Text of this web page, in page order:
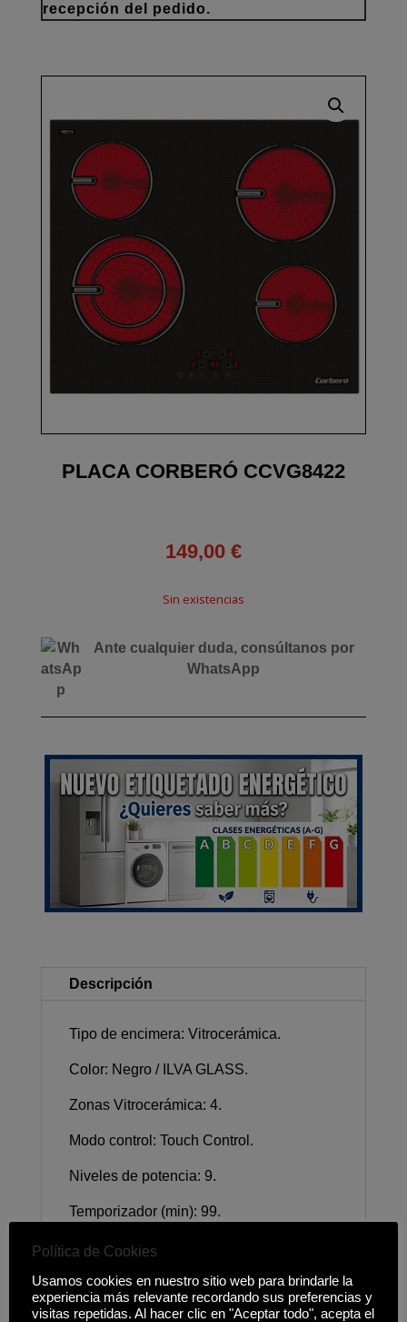
recepción del pedido.
PLACA CORBERÓ CCVG8422
149,00 €
Sin existencias
Ante cualquier duda, consúltanos por
WhatsApp
Descripción
Tipo de encimera: Vitrocerámica.
Color: Negro / ILVA GLASS.
Zonas Vitrocerámica: 4.
Modo control: Touch Control.
Niveles de potencia: 9.
Temporizador (min): 99.
Booster: Si.
Medidas (ancho x fondo): 590 x 520mm.
Medidas encastre (ancho x fondo): 560 x
Política de Cookies
Usamos cookies en nuestro sitio web para brindarle la
experiencia más relevante recordando sus preferencias y
visitas repetidas. Al hacer clic en "Aceptar todo", acepta el